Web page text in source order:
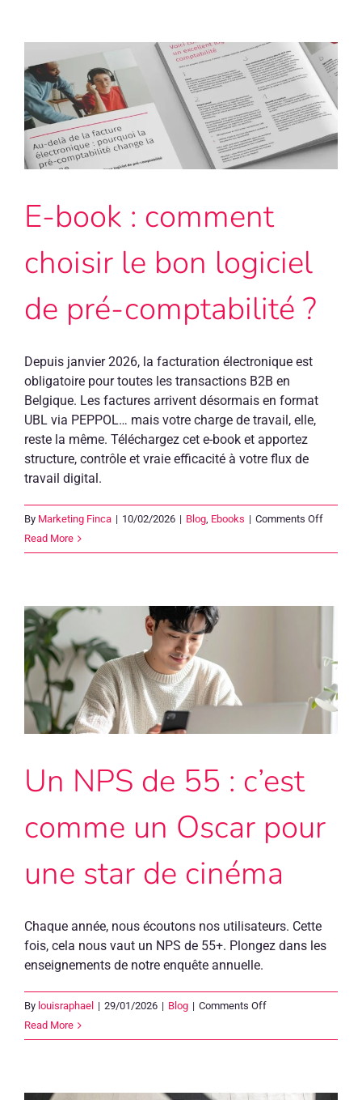
n’a
jamais
vraiment
disparu.
Elle
est
juste
numérique
E-book : comment
choisir le bon logiciel
de pré-comptabilité ?
Depuis janvier 2026, la facturation électronique est
obligatoire pour toutes les transactions B2B en
Belgique. Les factures arrivent désormais en format
UBL via PEPPOL… mais votre charge de travail, elle,
reste la même. Téléchargez cet e-book et apportez
structure, contrôle et vraie efficacité à votre flux de
travail digital.
By Marketing Finca | 10/02/2026 | Blog, Ebooks | Comments Offon
book
bon
de
pré-
Read More
Un NPS de 55 : c’est
comme un Oscar pour
une star de cinéma
Chaque année, nous écoutons nos utilisateurs. Cette
fois, cela nous vaut un NPS de 55+. Plongez dans les
enseignements de notre enquête annuelle.
By louisraphael | 29/01/2026 | Blog | Comments Offon
NPS
Read More